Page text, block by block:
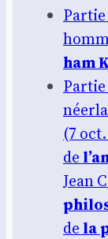
ham
(7
de
Jean
de la